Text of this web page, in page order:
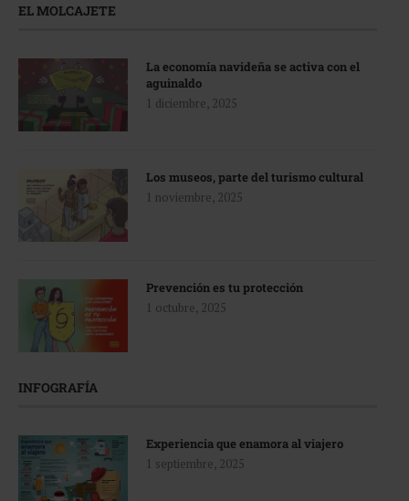
EL MOLCAJETE
La economía navideña se activa con el
aguinaldo
1 diciembre, 2025
Los museos, parte del turismo cultural
1 noviembre, 2025
Prevención es tu protección
1 octubre, 2025
INFOGRAFÍA
Experiencia que enamora al viajero
1 septiembre, 2025